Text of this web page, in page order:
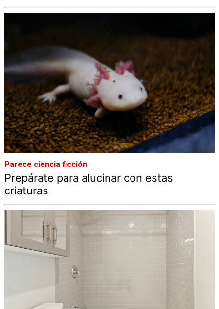
Parece ciencia ficción
Prepárate para alucinar con estas
criaturas